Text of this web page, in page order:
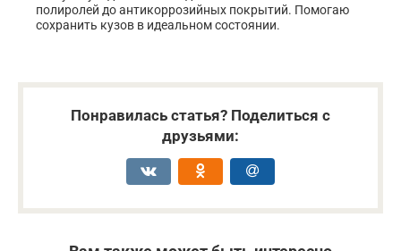
полиролей до антикоррозийных покрытий. Помогаю
сохранить кузов в идеальном состоянии.
Понравилась статья? Поделиться с
друзьями: